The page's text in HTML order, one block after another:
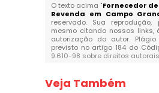
O texto acima "Fornecedor
Revenda em Campo
reservado. Sua
mesmo citando nossos links,
autorização do autor.
previsto no artigo 184 do
9.610-98 sobre direitos autorais
Veja Também